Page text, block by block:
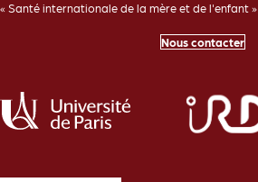
« Santé internationale de la mère et de l'enfant »
Nous contacter